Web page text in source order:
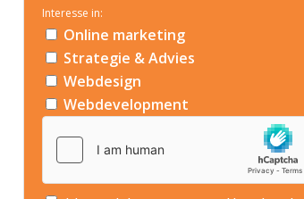
Interesse in:
Online marketing
Strategie & Advies
Webdesign
Webdevelopment